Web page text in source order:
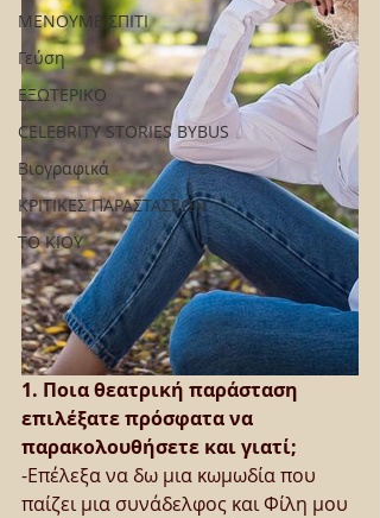
ΜΕΝΟΥΜΕ ΣΠΙΤΙ
Γεύση
ΕΞΩΤΕΡΙΚΟ
CELEBRITY STORIES BYBUS
Βιογραφικά
ΚΡΙΤΙΚΕΣ ΠΑΡΑΣΤΑΣΕΩΝ
ΤΟ ΚΙΟΥ
1. Ποια θεατρική παράσταση
επιλέξατε πρόσφατα να
παρακολουθήσετε και γιατί;
-Επέλεξα να δω μια κωμωδία που
παίζει μια συνάδελφος και Φίλη μου